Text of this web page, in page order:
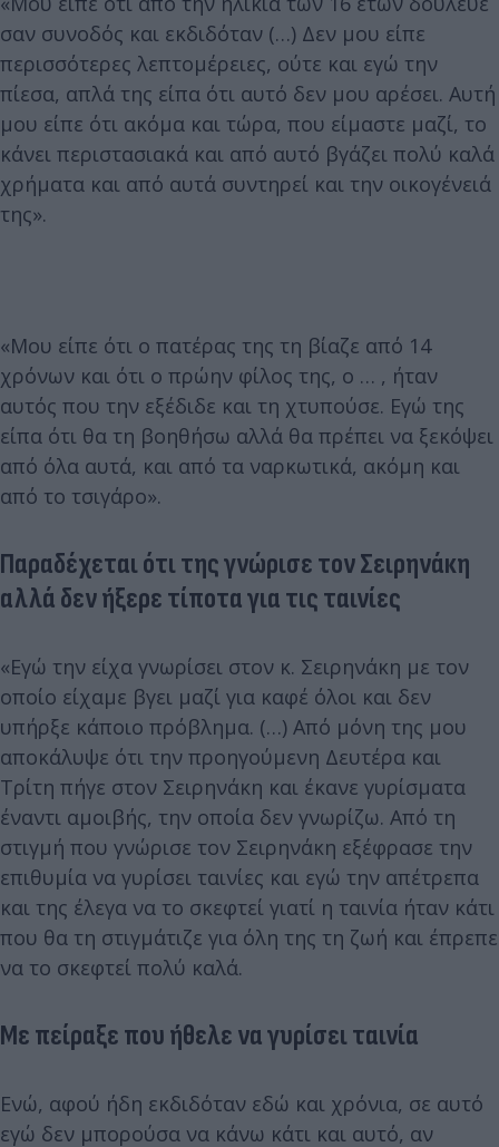
σαν συνοδός και εκδιδόταν (…) Δεν μου είπε
περισσότερες λεπτομέρειες, ούτε και εγώ την
πίεσα, απλά της είπα ότι αυτό δεν μου αρέσει. Αυτή
μου είπε ότι ακόμα και τώρα, που είμαστε μαζί, το
κάνει περιστασιακά και από αυτό βγάζει πολύ καλά
χρήματα και από αυτά συντηρεί και την οικογένειά
της».
«Μου είπε ότι ο πατέρας της τη βίαζε από 14
χρόνων και ότι ο πρώην φίλος της, ο … , ήταν
αυτός που την εξέδιδε και τη χτυπούσε. Εγώ της
είπα ότι θα τη βοηθήσω αλλά θα πρέπει να ξεκόψει
από όλα αυτά, και από τα ναρκωτικά, ακόμη και
από το τσιγάρο».
Παραδέχεται ότι της γνώρισε τον Σειρηνάκη
αλλά δεν ήξερε τίποτα για τις ταινίες
«Εγώ την είχα γνωρίσει στον κ. Σειρηνάκη με τον
οποίο είχαμε βγει μαζί για καφέ όλοι και δεν
υπήρξε κάποιο πρόβλημα. (…) Από μόνη της μου
αποκάλυψε ότι την προηγούμενη Δευτέρα και
Τρίτη πήγε στον Σειρηνάκη και έκανε γυρίσματα
έναντι αμοιβής, την οποία δεν γνωρίζω. Από τη
στιγμή που γνώρισε τον Σειρηνάκη εξέφρασε την
επιθυμία να γυρίσει ταινίες και εγώ την απέτρεπα
και της έλεγα να το σκεφτεί γιατί η ταινία ήταν κάτι
που θα τη στιγμάτιζε για όλη της τη ζωή και έπρεπε
να το σκεφτεί πολύ καλά.
Με πείραξε που ήθελε να γυρίσει ταινία
Ενώ, αφού ήδη εκδιδόταν εδώ και χρόνια, σε αυτό
εγώ δεν μπορούσα να κάνω κάτι και αυτό, αν